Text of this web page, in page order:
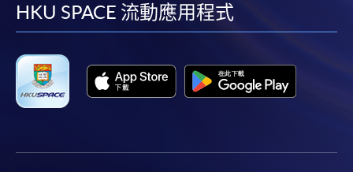
facebook
youtube
linkedin
HKU SPACE 流動應用程式